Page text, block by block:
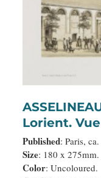
Lorient.
Published: Paris,
Size: 180 x 275mm.
Color: Uncoloured.